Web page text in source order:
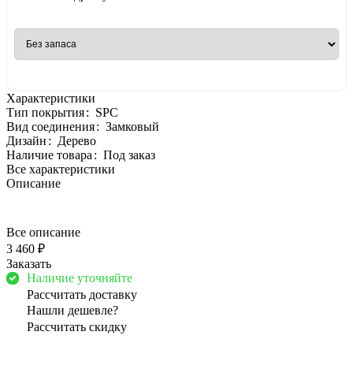
Характеристики
Тип покрытия: SPC
Вид соединения: Замковый
Дизайн: Дерево
Наличие товара: Под заказ
Все характеристики
Описание
Все описание
3 460 ₽
Заказать
Наличие уточняйте
Рассчитать доставку
Нашли дешевле?
Рассчитать скидку